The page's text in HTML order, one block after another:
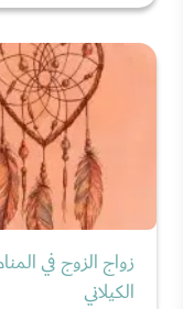
زواج الزوج في
الكيلاني